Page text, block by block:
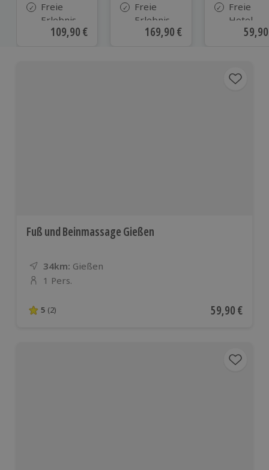
Freie
Erlebnis-
Auswahl
Aktueller Preis
109,90 €
Freie
Erlebnis-
Auswahl
Aktueller Preis
169,90 €
Freie
Hotel-
Auswahl
Fuß und Beinmassage Gießen
34km: Entfernung
Standort
Gießen
Anzahl der Teilnehmer
1 Pers.
5 von 5 Sternen basierend auf 2 Bewertungen
5 (2) Aktueller
59,90 €